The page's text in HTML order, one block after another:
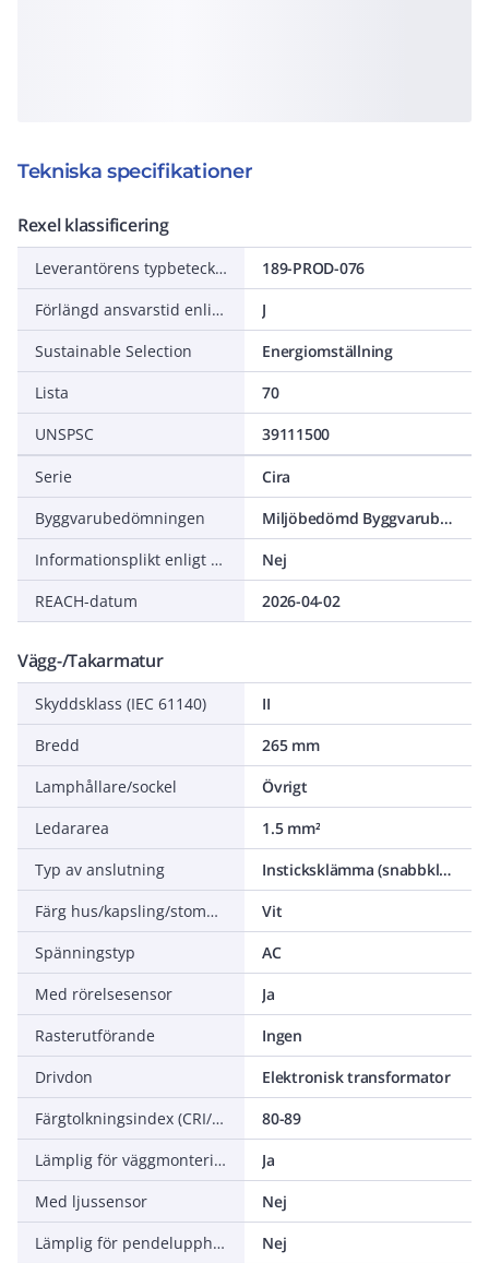
Tekniska specifikationer
Rexel klassificering
Leverantörens typbeteckning
189-PROD-076
Förlängd ansvarstid enligt ALEM-09
J
Sustainable Selection
Energiomställning
Lista
70
UNSPSC
39111500
Serie
Cira
Byggvarubedömningen
Miljöbedömd Byggvarubedömning Accepteras
Informationsplikt enligt REACH
Nej
REACH-datum
2026-04-02
Vägg-/Takarmatur
Skyddsklass (IEC 61140)
II
Bredd
265 mm
Lamphållare/sockel
Övrigt
Ledararea
1.5 mm²
Typ av anslutning
Insticksklämma (snabbklämma)
Färg hus/kapsling/stomme
Vit
Spänningstyp
AC
Med rörelsesensor
Ja
Rasterutförande
Ingen
Drivdon
Elektronisk transformator
Färgtolkningsindex (CRI/Ra)
80-89
Lämplig för väggmontering
Ja
Med ljussensor
Nej
Lämplig för pendelupphängning
Nej